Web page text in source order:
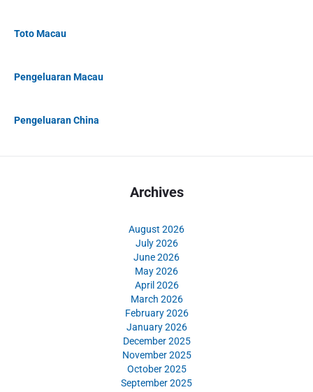
Toto Macau
Pengeluaran Macau
Pengeluaran China
Archives
August 2026
July 2026
June 2026
May 2026
April 2026
March 2026
February 2026
January 2026
December 2025
November 2025
October 2025
September 2025